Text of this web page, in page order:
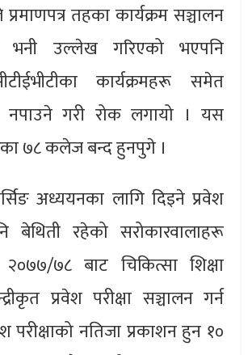
प्रमाणपत्र तहका कार्यक्रम सञ्चालन
भनी उल्लेख गरिएको भएपनि
कार्यक्रमहरू समेत
नपाउने गरी रोक लगायो । यस
७८ कलेज बन्द हुनपुगे ।
अध्ययनका लागि दिइने प्रवेश
बेथिती रहेको सरोकारवालाहरू
७८ बाट चिकित्सा शिक्षा
प्रवेश परीक्षा सञ्चालन गर्न
परीक्षाको नतिजा प्रकाशन हुन १०